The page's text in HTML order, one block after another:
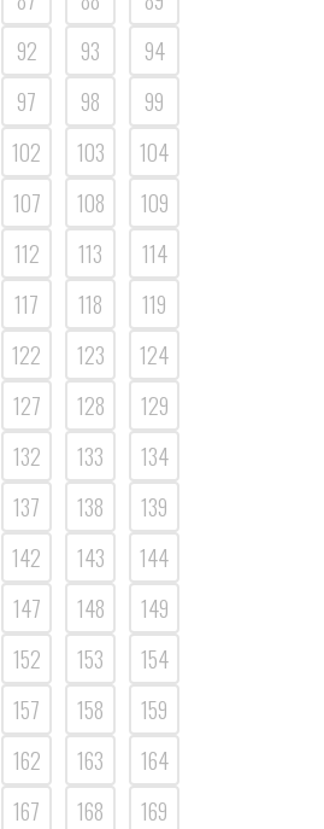
92 93
94
97 98
99
102 103
104
107 108
109
112 113
114
117 118
119
122 123
124
127 128
129
132 133
134
137 138
139
142 143
144
147 148
149
152 153
154
157 158
159
162 163
164
167 168
169